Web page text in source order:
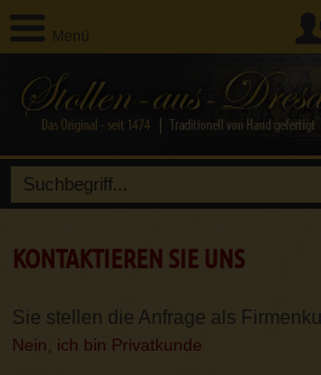
Menü
KONTAKTIEREN SIE UNS
Sie stellen die Anfrage als
Nein, ich bin Privatkunde